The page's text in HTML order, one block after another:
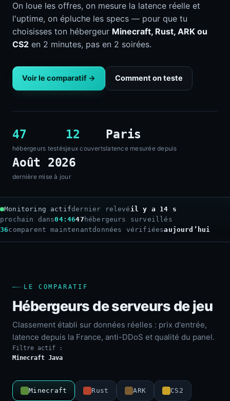
On loue les offres, on mesure la latence réelle et
l'uptime, on épluche les specs — pour que tu
choisisses ton hébergeur Minecraft, Rust, ARK ou
CS2 en 2 minutes, pas en 2 soirées.
Voir le comparatif → Comment on teste
47
hébergeurs testés
12
jeux couverts
Paris
latence mesurée depuis
Août 2026
dernière mise à jour
Monitoring actifdernier relevé il y a 16 s
prochain dans04:4447 hébergeurs surveillés
36comparent maintenantdonnées vérifiéesaujourd’hui
LE COMPARATIF
Hébergeurs de serveurs de jeu
Classement établi sur données réelles : prix d'entrée,
latence depuis la France, anti-DDoS et qualité du panel.
Filtre actif :
Minecraft Java
Minecraft Rust ARK CS2